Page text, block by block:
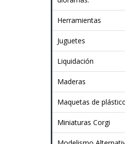
Herramientas
Juguetes
Liquidación
Maderas
Maquetas de
Miniaturas Corgi